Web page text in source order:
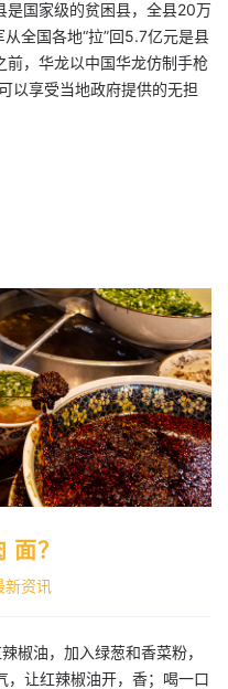
是国家级的贫困县，全县20万
全国各地“拉”回5.7亿元是县
，华龙以中国华龙仿制手枪
以享受当地政府提供的无担
？
新资讯
椒油，加入绿葱和香菜粉，
让红辣椒油开，香；喝一口